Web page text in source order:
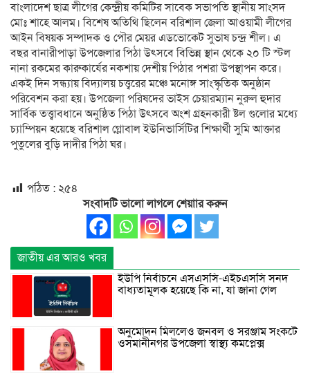
বাংলাদেশ ছাত্র লীগের কেন্দ্রীয় কমিটির সাবেক সভাপতি স্থানীয় সাংসদ
মোঃ শাহে আলম। বিশেষ অতিথি ছিলেন বরিশাল জেলা আওয়ামী লীগের
আইন বিষয়ক সম্পাদক ও পৌর মেয়র এডভোকেট সুভাষ চন্দ্র শীল। এ
বছর বানারীপাড়া উপজেলার পিঠা উৎসবে বিভিন্ন স্থান থেকে ২০ টি স্টল
নানা রকমের কারুকার্যের নকশায় দেশীয় পিঠার পশরা উপস্থাপন করে।
একই দিন সন্ধ্যায় বিদ্যালয় চত্ত্বরের মঞ্চে মনোঙ্গ সাংস্কৃতিক অনুষ্ঠান
পরিবেশন করা হয়। উপজেলা পরিষদের ভাইস চেয়ারম্যান নুরুল হুদার
সার্বিক তত্ত্বাবধানে অনুষ্ঠিত পিঠা উৎসবে অংশ গ্রহনকারী ষ্টল গুলোর মধ্যে
চ্যাম্পিয়ন হয়েছে বরিশাল গ্লোবাল ইউনিভার্সিটির শিক্ষার্থী সুমি আক্তার
পুতুলের বুড়ি দাদীর পিঠা ঘর।
পঠিত : ২৫৪
সংবাদটি ভালো লাগলে শেয়াার করুন
জাতীয় এর আরও খবর
ইউপি নির্বাচনে এসএসসি-এইচএসসি সনদ
বাধ্যতামূলক হয়েছে কি না, যা জানা গেল
অনুমোদন মিললেও জনবল ও সরঞ্জাম সংকটে
ওসমানীনগর উপজেলা স্বাস্থ্য কমপ্লেক্স